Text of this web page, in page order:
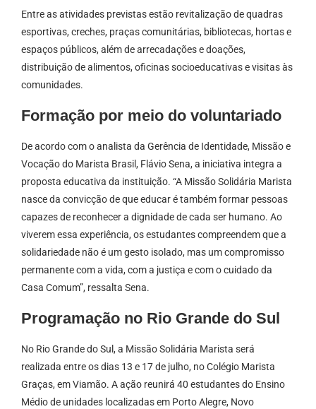
Entre as atividades previstas estão revitalização de quadras
esportivas, creches, praças comunitárias, bibliotecas, hortas e
espaços públicos, além de arrecadações e doações,
distribuição de alimentos, oficinas socioeducativas e visitas às
comunidades.
Formação por meio do voluntariado
De acordo com o analista da Gerência de Identidade, Missão e
Vocação do Marista Brasil, Flávio Sena, a iniciativa integra a
proposta educativa da instituição. “A Missão Solidária Marista
nasce da convicção de que educar é também formar pessoas
capazes de reconhecer a dignidade de cada ser humano. Ao
viverem essa experiência, os estudantes compreendem que a
solidariedade não é um gesto isolado, mas um compromisso
permanente com a vida, com a justiça e com o cuidado da
Casa Comum”, ressalta Sena.
Programação no Rio Grande do Sul
No Rio Grande do Sul, a Missão Solidária Marista será
realizada entre os dias 13 e 17 de julho, no Colégio Marista
Graças, em Viamão. A ação reunirá 40 estudantes do Ensino
Médio de unidades localizadas em Porto Alegre, Novo